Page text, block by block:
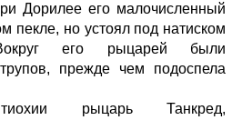
Дорилее его малочисленный
пекле, но устоял под натиском
его рыцарей были
прежде чем подоспела
рыцарь Танкред,